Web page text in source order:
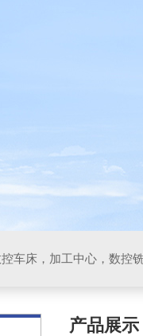
产品展示